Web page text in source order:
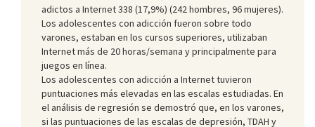
adictos a Internet 338 (17,9%) (242 hombres, 96 mujeres).
Los adolescentes con adicción fueron sobre todo
varones, estaban en los cursos superiores, utilizaban
Internet más de 20 horas/semana y principalmente para
juegos en línea.
Los adolescentes con adicción a Internet tuvieron
puntuaciones más elevadas en las escalas estudiadas. En
el análisis de regresión se demostró que, en los varones,
si las puntuaciones de las escalas de depresión, TDAH y